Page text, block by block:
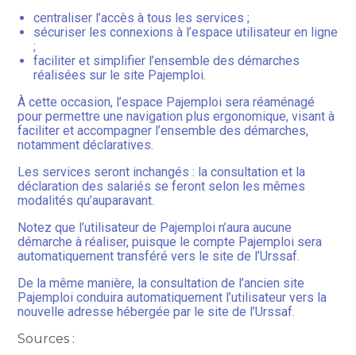
centraliser l’accès à tous les services ;
sécuriser les connexions à l’espace utilisateur en ligne
;
faciliter et simplifier l’ensemble des démarches
réalisées sur le site Pajemploi.
À cette occasion, l’espace Pajemploi sera réaménagé
pour permettre une navigation plus ergonomique, visant à
faciliter et accompagner l’ensemble des démarches,
notamment déclaratives.
Les services seront inchangés : la consultation et la
déclaration des salariés se feront selon les mêmes
modalités qu’auparavant.
Notez que l’utilisateur de Pajemploi n’aura aucune
démarche à réaliser, puisque le compte Pajemploi sera
automatiquement transféré vers le site de l’Urssaf.
De la même manière, la consultation de l’ancien site
Pajemploi conduira automatiquement l’utilisateur vers la
nouvelle adresse hébergée par le site de l’Urssaf.
Sources :